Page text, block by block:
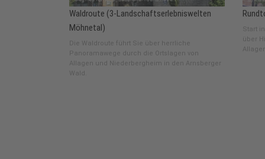
Waldroute (3-Landschaftserlebniswelten
Möhnetal)
Die Waldroute führt Sie über herrliche
Panoramawege durch die Ortslagen von
Allagen und Niederbergheim in den Arnsberger
Wald.
Start
über